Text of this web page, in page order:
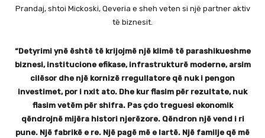
Prandaj, shtoi Mickoski, Qeveria e sheh veten si një partner aktiv
të biznesit.
“Detyrimi ynë është të krijojmë një klimë të parashikueshme
biznesi, institucione efikase, infrastrukturë moderne, arsim
cilësor dhe një kornizë rregullatore që nuk i pengon
investimet, por i nxit ato. Dhe kur flasim për rezultate, nuk
flasim vetëm për shifra. Pas çdo treguesi ekonomik
qëndrojnë mijëra histori njerëzore. Qëndron një vend i ri
pune. Një fabrikë e re. Një pagë më e lartë. Një familje që më